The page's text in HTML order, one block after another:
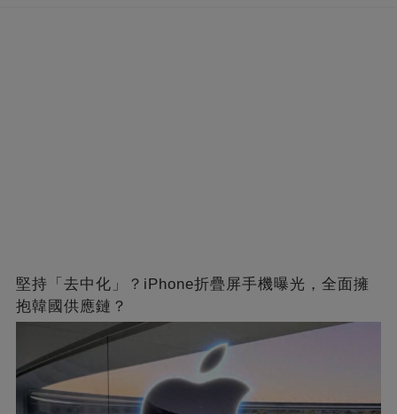
堅持「去中化」？iPhone折疊屏手機曝光，全面擁
抱韓國供應鏈？